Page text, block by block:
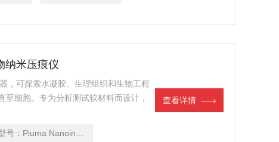
纳米压痕仪
，可探索水凝胶、生理组织和生物工程
细胞。专为分析测试软材料而设计，
号： Piuma Nanoindenter
查看详情